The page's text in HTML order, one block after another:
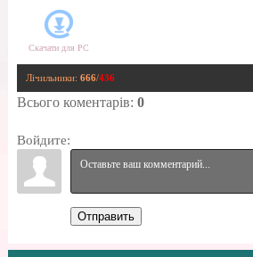
Скачати для PC
Лічильники: 666/436
Всього коментарів: 0
Войдите:
Отправить